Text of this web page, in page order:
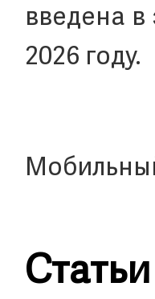
введена в
2026 году.